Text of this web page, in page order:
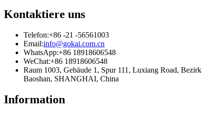
Kontaktiere uns
Telefon:+86 -21 -56561003
Email:info@gokai.com.cn
WhatsApp:+86 18918606548
WeChat:+86 18918606548
Raum 1003, Gebäude 1, Spur 111, Luxiang Road, Bezirk
Baoshan, SHANGHAI, China
Information